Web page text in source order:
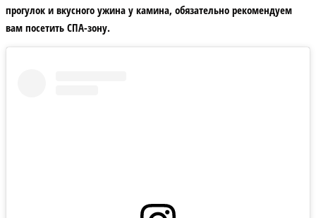
прогулок и вкусного ужина у камина, обязательно рекомендуем
вам посетить СПА-зону.